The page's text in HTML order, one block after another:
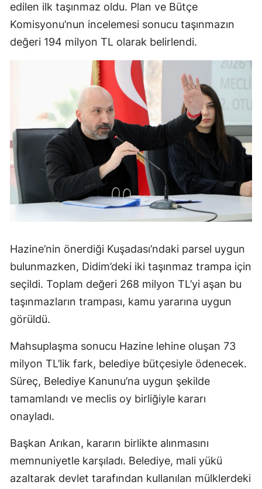
edilen ilk taşınmaz oldu. Plan ve Bütçe
Komisyonu’nun incelemesi sonucu taşınmazın
değeri 194 milyon TL olarak belirlendi.
Hazine’nin önerdiği Kuşadası’ndaki parsel uygun
bulunmazken, Didim’deki iki taşınmaz trampa için
seçildi. Toplam değeri 268 milyon TL’yi aşan bu
taşınmazların trampası, kamu yararına uygun
görüldü.
Mahsuplaşma sonucu Hazine lehine oluşan 73
milyon TL’lik fark, belediye bütçesiyle ödenecek.
Süreç, Belediye Kanunu’na uygun şekilde
tamamlandı ve meclis oy birliğiyle kararı
onayladı.
Başkan Arıkan, kararın birlikte alınmasını
memnuniyetle karşıladı. Belediye, mali yükü
azaltarak devlet tarafından kullanılan mülklerdeki